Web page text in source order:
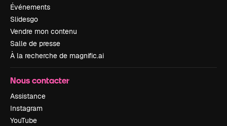
Événements
Slidesgo
Vendre mon contenu
Salle de presse
À la recherche de magnific.ai
Nous contacter
Assistance
Instagram
YouTube